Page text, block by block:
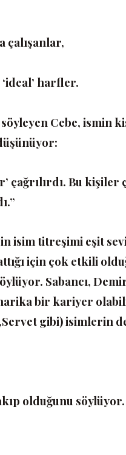
çalışanlar,
harfler.
Cebe, ismin
çağrılırdı. Bu kişiler
isim titreşimi eşit
için çok etkili
Sabancı,
bir kariyer
gibi) isimlerin
olduğunu söylüyor.